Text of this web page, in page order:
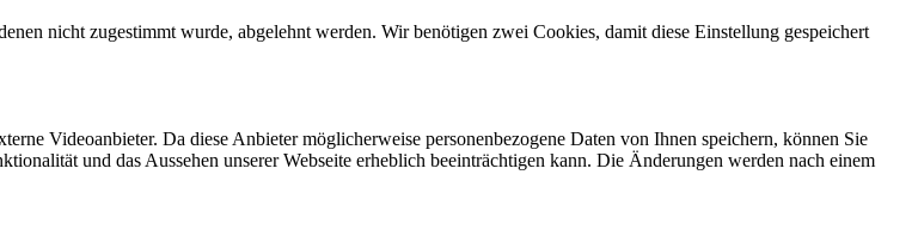
nicht zugestimmt wurde, abgelehnt werden. Wir benötigen zwei Cookies, damit diese Einstellung gespeichert
Videoanbieter. Da diese Anbieter möglicherweise personenbezogene Daten von Ihnen speichern, können Sie
und das Aussehen unserer Webseite erheblich beeinträchtigen kann. Die Änderungen werden nach einem